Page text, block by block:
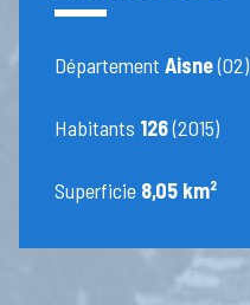
DépartementAisne(02)
Habitants 126(2015)
Superficie 8,05 km²